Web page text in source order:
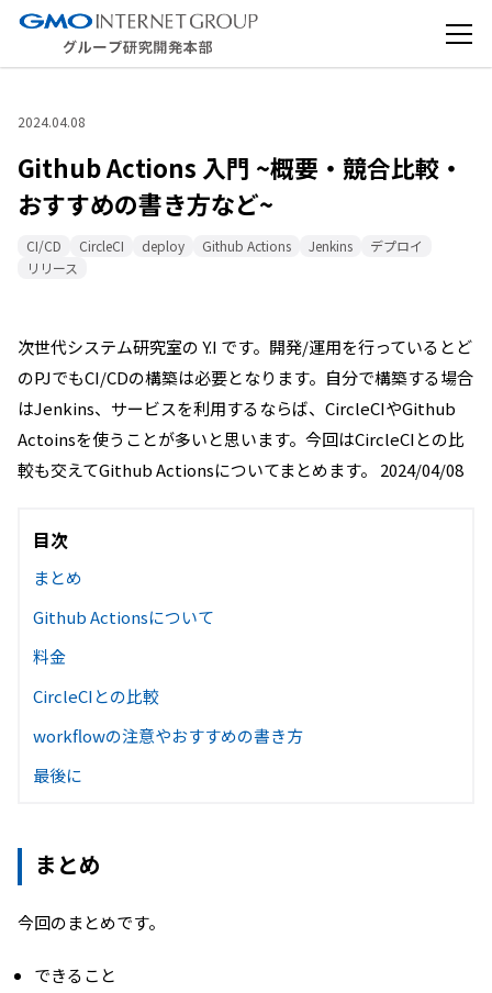
2024.04.08
Github Actions 入門 ~概要・競合比較・
おすすめの書き方など~
CI/CD CircleCI deploy Github Actions Jenkins
デプロイ
リリース
次世代システム研究室の Y.I です。開発/運用を行っているとど
のPJでもCI/CDの構築は必要となります。自分で構築する場合
はJenkins、サービスを利用するならば、CircleCIやGithub
Actoinsを使うことが多いと思います。今回はCircleCIとの比
較も交えてGithub Actionsについてまとめます。 2024/04/08
目次
まとめ
Github Actionsについて
料金
CircleCIとの比較
workflowの注意やおすすめの書き方
最後に
まとめ
今回のまとめです。
できること